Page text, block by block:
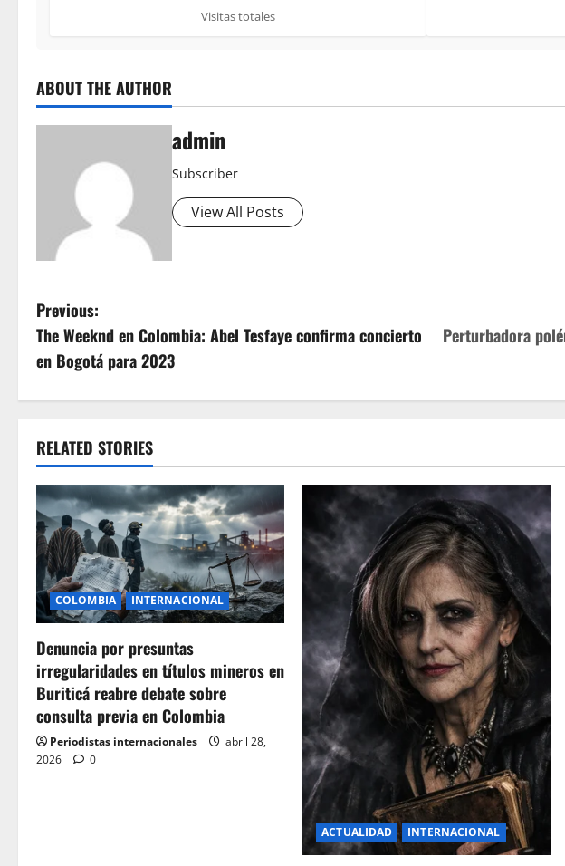
Visitas totales
ABOUT THE AUTHOR
admin
Subscriber
View All Posts
P
o
s
n
a
v
i
g
a
t
i
o
Previous:
The Weeknd en Colombia: Abel Tesfaye confirma concierto
en Bogotá para 2023
Perturbadora
RELATED STORIES
COLOMBIA INTERNACIONAL
Denuncia por presuntas
irregularidades en títulos mineros en
Buriticá reabre debate sobre
consulta previa en Colombia
Periodistas internacionales
abril 28,
2026
0
ACTUALIDAD INTERNACIONAL